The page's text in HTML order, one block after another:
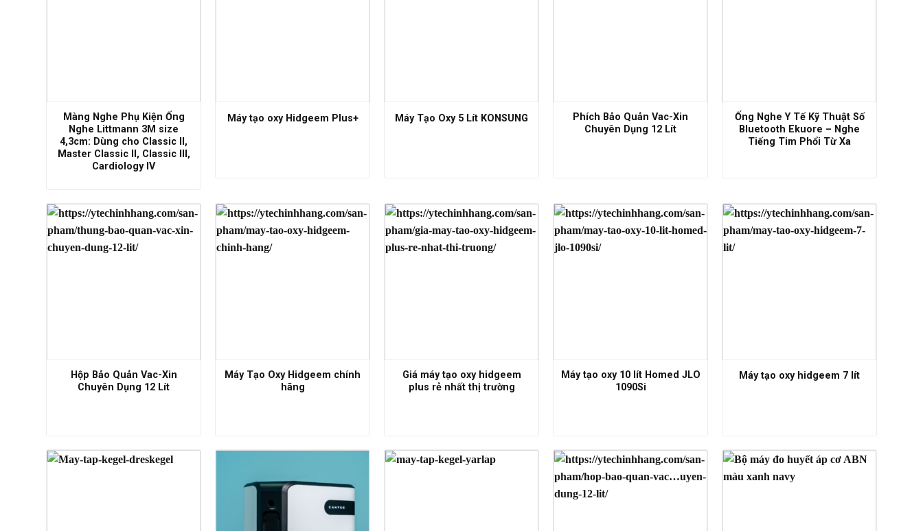
Màng Nghe Phụ Kiện Ống
Nghe Littmann 3M size
4,3cm: Dùng cho Classic II,
Master Classic II, Classic III,
Cardiology IV
Máy tạo oxy Hidgeem Plus+ Máy Tạo Oxy 5 Lít KONSUNG
Phích Bảo Quản Vac-Xin
Chuyên Dụng 12 Lít
Ống Nghe Y Tế Kỹ Thuật Số
Bluetooth Ekuore – Nghe
Tiếng Tim Phổi Từ Xa
Hộp Bảo Quản Vac-Xin
Chuyên Dụng 12 Lít
Máy Tạo Oxy Hidgeem chính
hãng
Giá máy tạo oxy hidgeem
plus rẻ nhất thị trường
Máy tạo oxy 10 lít Homed JLO
1090Si
Máy tạo oxy hidgeem 7 lít